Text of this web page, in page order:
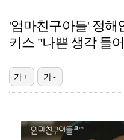
'엄마친구아들' 정해
키스 "나쁜 생각 들
가+ 가-